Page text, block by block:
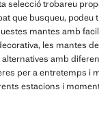
selecció trobareu
que busqueu,
mantes amb
les mantes
amb
per a entretemps i
estacions i